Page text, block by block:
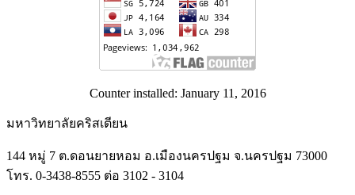
Counter installed: January 11, 2016
มหาวิทยาลัยคริสเตียน
144 หมู่ 7 ต.ดอนยายหอม อ.เมืองนครปฐม จ.นครปฐม 73000
โทร. 0-3438-8555 ต่อ 3102 - 3104